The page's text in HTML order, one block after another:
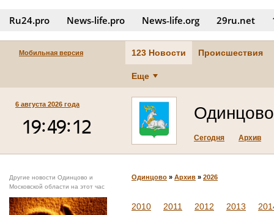
Ru24.pro News‑life.pro News‑life.org 29ru.net
Мобильная версия 123 Новости Происшествия
Еще
6 августа 2026 года Одинцово
Сегодня Архив
Другие новости Одинцово и
Московской области на этот час
Одинцово » Архив » 2026
2010 2011 2012 2013